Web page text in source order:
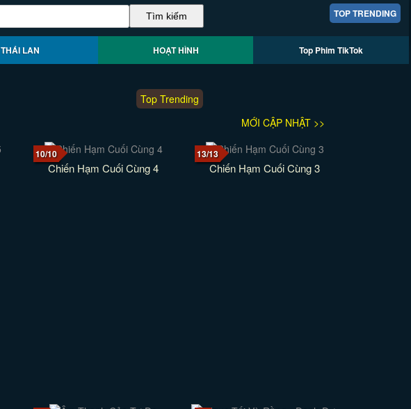
TOP TRENDING
THÁI LAN HOẠT HÌNH Top Phim TikTok
Top Trending
MỚI CẬP NHẬT >>
10/10
Chiến Hạm Cuối Cùng 4
13/13
Chiến Hạm Cuối Cùng 3